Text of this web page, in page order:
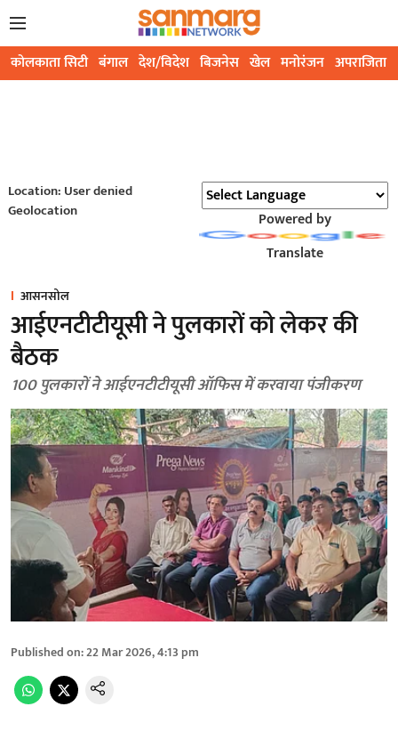
कोलकाता सिटी बंगाल देश/विदेश बिजनेस खेल मनोरंजन अपराजिता
Location: User denied
Geolocation
Powered by
Translate
आसनसोल
आईएनटीटीयूसी ने पुलकारों को लेकर की
बैठक
100 पुलकारों ने आईएनटीटीयूसी ऑफिस में करवाया पंजीकरण
Published on:22 Mar 2026, 4:13 pm